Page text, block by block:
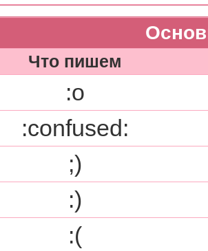
Что пишем
:o
:confused:
;)
:)
:(